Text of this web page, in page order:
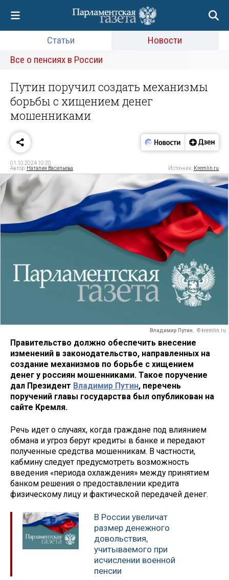
Статьи
Новости
Все о пенсиях в России
Путин поручил создать механизмы
борьбы с хищением денег
мошенниками
01.10.2024 10:20
Автор: Наталия Васильева Источник: Kremlin.ru
Владимир Путин. © kremlin.ru
Правительство должно обеспечить внесение
изменений в законодательство, направленных на
создание механизмов по борьбе с хищением
денег у россиян мошенниками. Такое поручение
дал Президент Владимир Путин, перечень
поручений главы государства был опубликован на
сайте Кремля.
Речь идет о случаях, когда граждане под влиянием
обмана и угроз берут кредиты в банке и передают
полученные средства мошенникам. В частности,
кабмину следует предусмотреть возможность
введения «периода охлаждения» между принятием
банком решения о предоставлении кредита
физическому лицу и фактической передачей денег.
В России увеличат
размер денежного
довольствия,
учитываемого при
исчислении военной
пенсии